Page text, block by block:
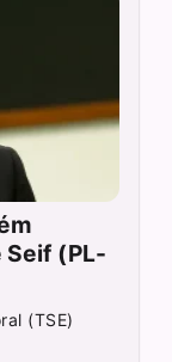
(PL-
(TSE)